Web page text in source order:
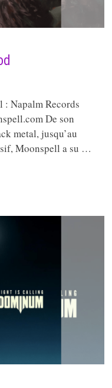
Napalm Records
De son
metal, jusqu’au
Moonspell a su …